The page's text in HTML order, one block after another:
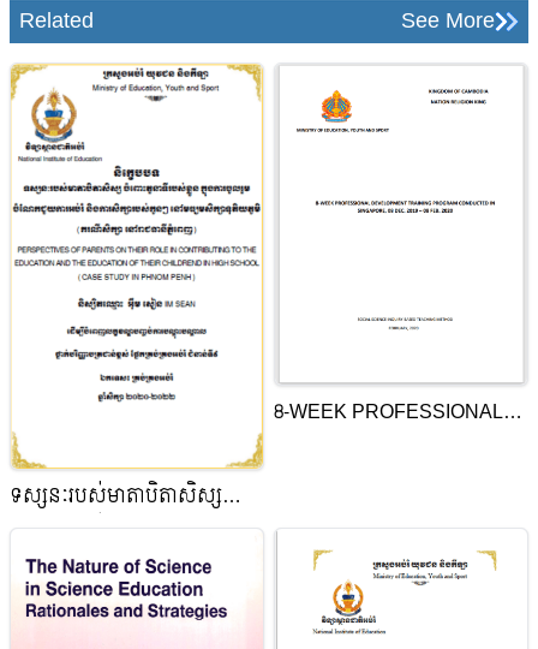
Related See More
ទស្សនៈរបស់មាតាបិតាសិស្ស
ចំពោះតួនាទីរបស់ខ្លួនក្នុងការចូល
រួមចំណែកជួយការអប់រំនិងការ
សិក្សារបស់កូននៅមធ្យមសិក្សា
ទុតិយភូមិ(ករណីសិក្សានៅរាជធានី
8-WEEK PROFESSIONAL
08 FEB.2020